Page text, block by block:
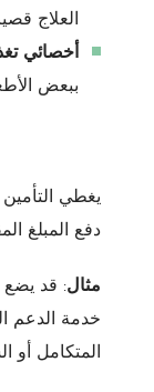
العلاج
أخصائي
ببعض
يغطي
دفع المبلغ
مثال: قد يضع
خدمة الدعم
المتكامل أو